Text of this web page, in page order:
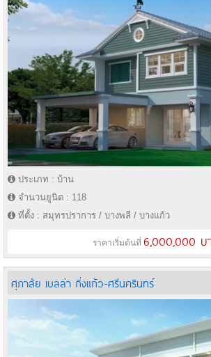
ประเภท : บ้าน
จำนวนยูนิต : 118
ที่ตั้ง : สมุทรปราการ / บางพลี / บางแก้ว
ราคาเริ่มต้นที่ 6,000,000 บ
ศุภาลัย เบลล่า กิ่งแก้ว-ศรีนครินทร์